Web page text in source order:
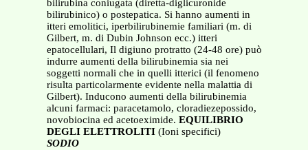
bilirubina coniugata (diretta-diglicuronide
bilirubinico) o postepatica. Si hanno aumenti in
itteri emolitici, iperbilirubinemie familiari (m. di
Gilbert, m. di Dubin Johnson ecc.) itteri
epatocellulari, Il digiuno protratto (24-48 ore) può
indurre aumenti della bilirubinemia sia nei
soggetti normali che in quelli itterici (il fenomeno
risulta particolarmente evidente nella malattia di
Gilbert). Inducono aumenti della bilirubinemia
alcuni farmaci: paracetamolo, cloradiezepossido,
novobiocina ed acetoeximide. EQUILIBRIO
DEGLI ELETTROLITI (Ioni specifici)
SODIO